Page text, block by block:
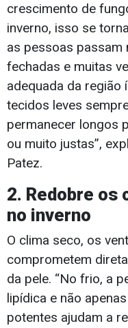
crescimento de
inverno, isso se
as pessoas
fechadas e muitas
adequada da região
tecidos leves
permanecer longos
ou muito justas”,
Patez.
2. Redobre os
no inverno
O clima seco, os
comprometem
da pele. “No frio, a
lipídica e não
potentes ajudam a